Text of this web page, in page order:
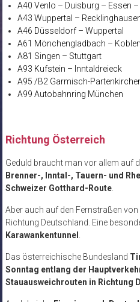
A40 Venlo – Duisburg – Essen
A43 Wuppertal –
A46 Düsseldorf – Wuppertal
A61 Mönchengladbach –
A81 Singen – Stuttgart
A93 Kufstein – Inntaldreieck
A95 /B2 Garmisch-
A99 Autobahnring München
Richtung Österreich
Geduld braucht man vor allem auf
Brenner-, Inntal-, Tauern- und
Schweizer Gotthard-Route.
Aber auch auf den Fernstraßen von
Richtung Deutschland. Eine
Karawankentunnel
Das österreichische Bundesland
Sonntag entlang der
Stauausweichrouten in Richtung